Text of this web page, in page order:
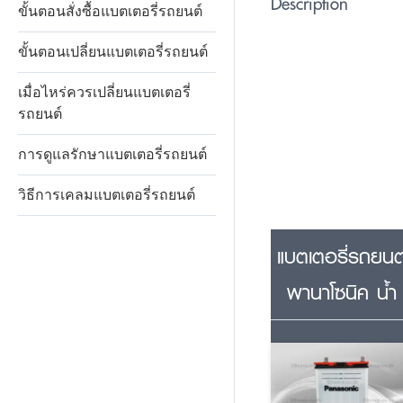
ขั้นตอนสั่งซื้อแบตเตอรี่รถยนต์
ขั้นตอนเปลี่ยนแบตเตอรี่รถยนต์
เมื่อไหร่ควรเปลี่ยนแบตเตอรี่
รถยนต์
การดูแลรักษาแบตเตอรี่รถยนต์
วิธีการเคลมแบตเตอรี่รถยนต์
แบตเตอรี่รถยน
พานาโซนิค น้ำ